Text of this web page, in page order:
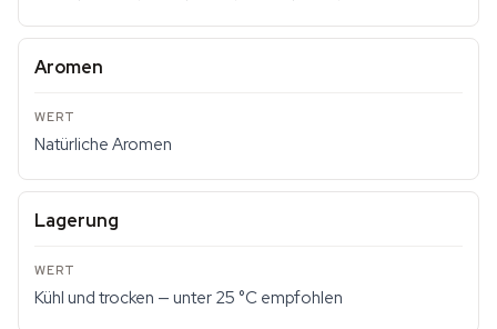
Aromen
Natürliche Aromen
Lagerung
Kühl und trocken — unter 25 °C empfohlen